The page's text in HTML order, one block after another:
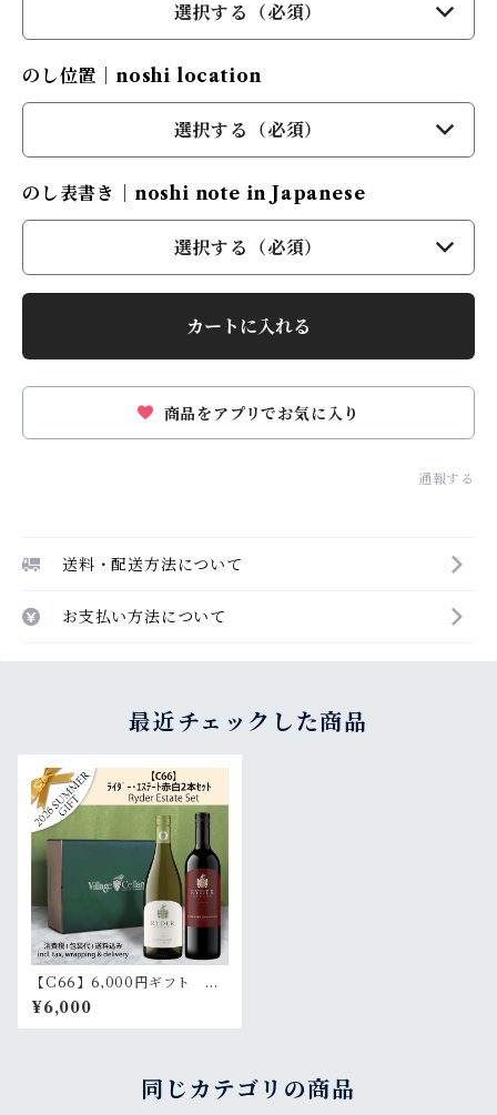
選択する（必須）
のし位置｜noshi location
選択する（必須）
のし表書き｜noshi note in Japanese
選択する（必須）
カートに入れる
商品をアプリでお気に入り
通報する
送料・配送方法について
お支払い方法について
最近チェックした商品
【C66】6,000円ギフト ラ
イダー･エステート白赤2本セ
ット | Ryder Estate Gift wra
pping 2 bottles set
¥6,000
同じカテゴリの商品